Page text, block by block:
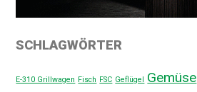
SCHLAGWÖRTER
E-310 Grillwagen Fisch FSC Geflügel Gemüse